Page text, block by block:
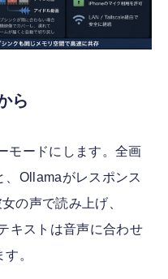
ら
モードにします。全画
、Ollamaがレスポンス
の声で読み上げ、
キストは音声に合わせ
。